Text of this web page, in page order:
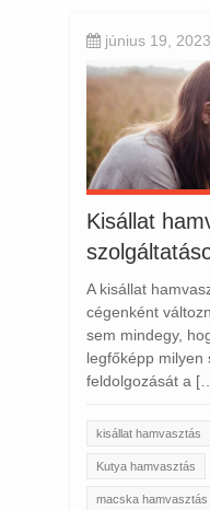
június 19, 2023
Kisállat
A kisállat
cégenként
sem mindegy,
legfőképp milyen
feldolgozását a
kisállat hamvasztás
Kutya hamvasztás
macska hamvasztás